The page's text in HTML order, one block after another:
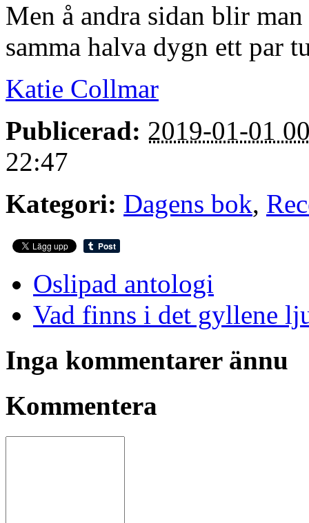
Men å andra sidan blir
samma halva dygn ett par
Katie Collmar
Publicerad: 2019-01-01
22:47
Kategori: Dagens bok,
Oslipad antologi
Vad finns i det gyllene
Inga kommentarer ännu
Kommentera